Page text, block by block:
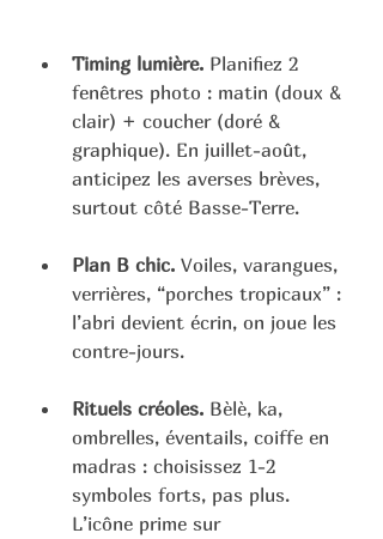
Timing lumière. Planifiez 2
fenêtres photo : matin (doux &
clair) + coucher (doré &
graphique). En juillet-août,
anticipez les averses brèves,
surtout côté Basse-Terre.
Plan B chic. Voiles, varangues,
verrières, “porches tropicaux” :
l’abri devient écrin, on joue les
contre-jours.
Rituels créoles. Bèlè, ka,
ombrelles, éventails, coiffe en
madras : choisissez 1-2
symboles forts, pas plus.
L’icône prime sur